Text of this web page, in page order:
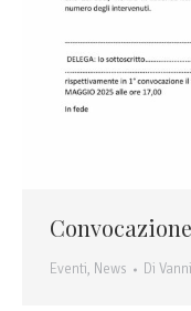
Eventi, News Di Vanni